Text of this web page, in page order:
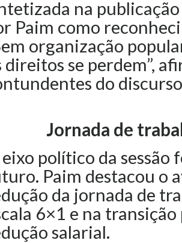
na
Paim como
organização
direitos se perdem”,
do
Jornada de
político da sessão
Paim destacou o
da jornada de
6×1 e na
salarial.